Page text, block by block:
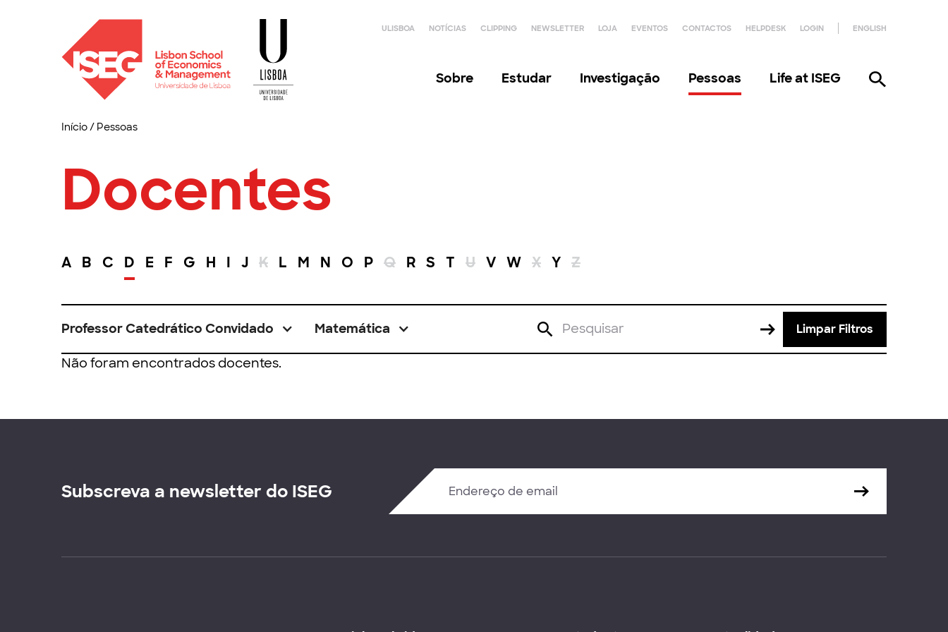
ULISBOA NOTÍCIAS CLIPPING NEWSLETTER LOJA EVENTOS CONTACTOS HELPDESK LOGIN ENGLISH
Sobre Estudar Investigação Pessoas Life at ISEG
Início/ Pessoas
Docentes
A B C D E F G H I J K L M N O P Q R S T U V W X Y Z
Professor Catedrático Convidado Matemática Limpar Filtros
Não foram encontrados docentes.
Subscreva a newsletter do ISEG